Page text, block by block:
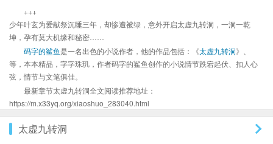
+++
少年叶玄为爱献祭沉睡三年，却惨遭被绿，意外开启太虚九转洞，一洞一乾
坤，孕有莫大机缘和秘密……
码字的鲨鱼是一名出色的小说作者，他的作品包括：《太虚九转洞》、
等，本本精品，字字珠玑，作者码字的鲨鱼创作的小说情节跌宕起伏、扣人心
弦，情节与文笔俱佳。
最新章节太虚九转洞全文阅读推荐地址：
https://m.x33yq.org/xiaoshuo_283040.html
太虚九转洞